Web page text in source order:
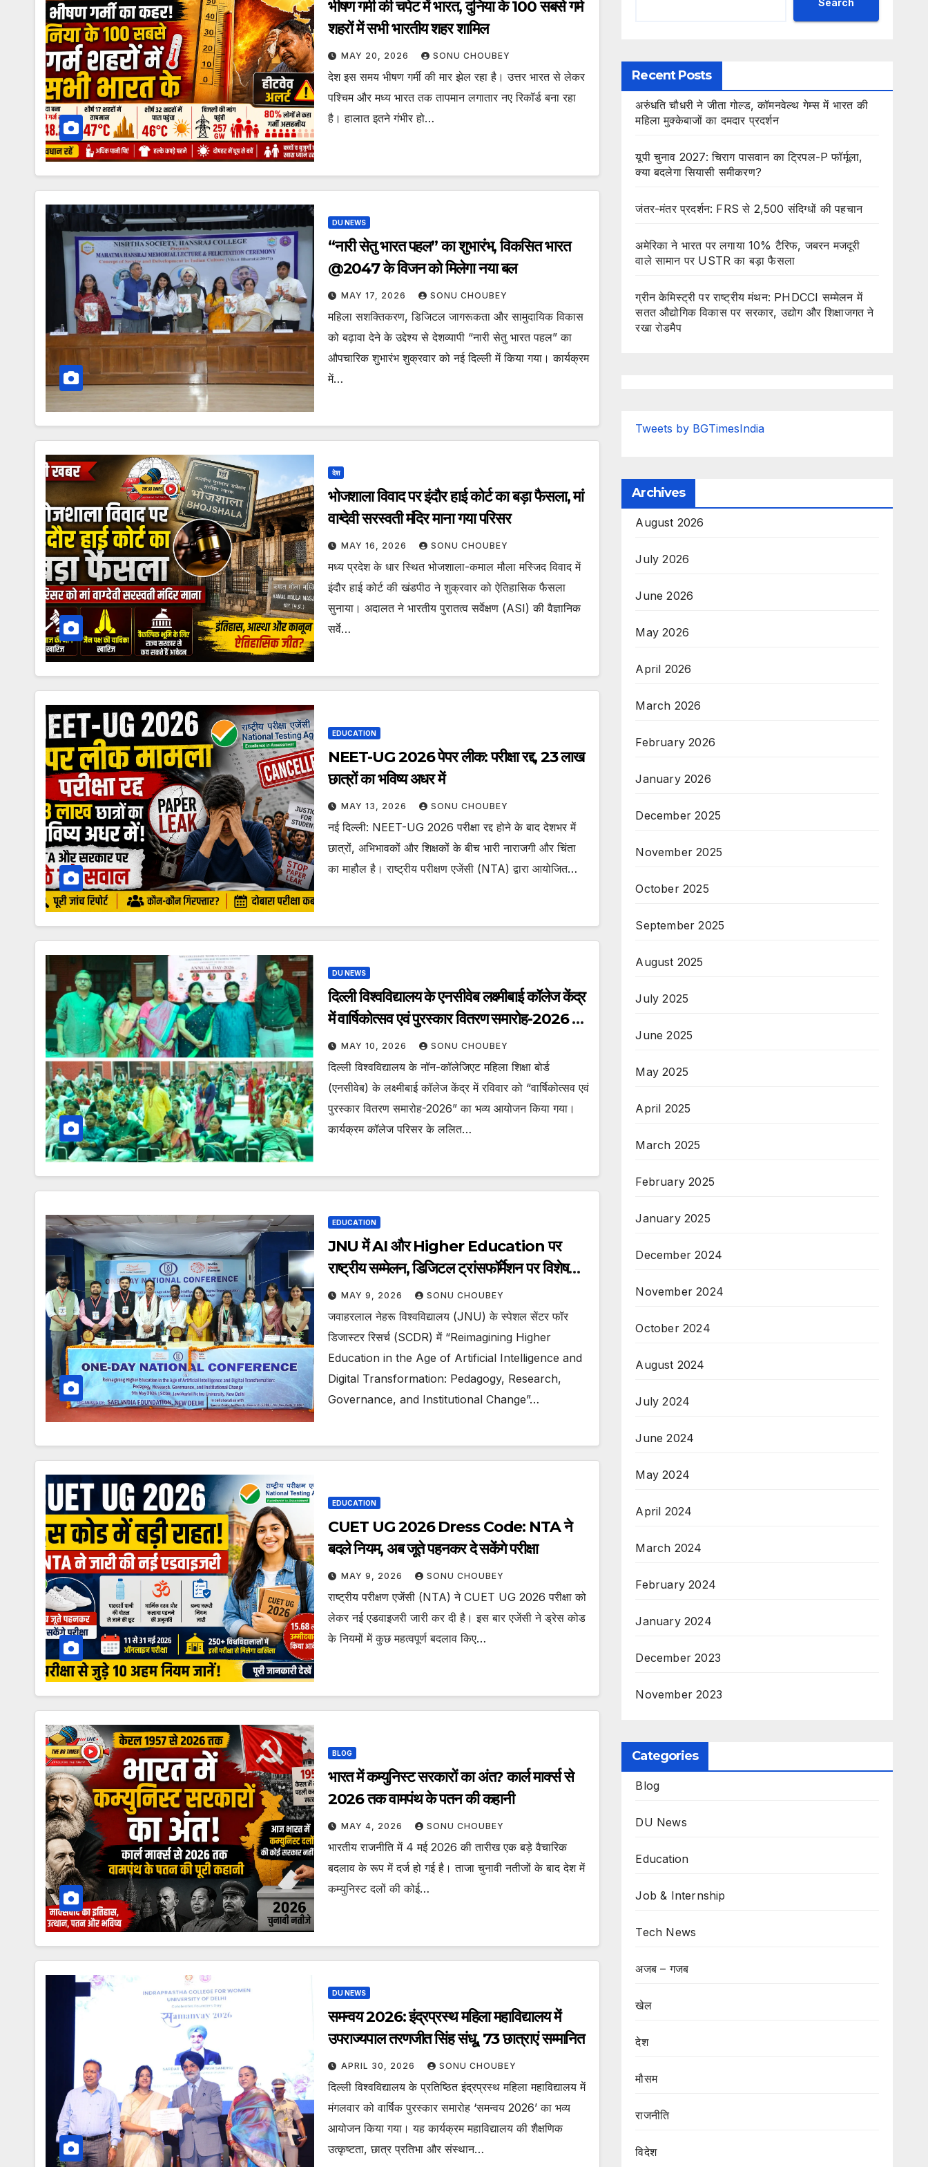
भीषण गर्मी की चपेट में भारत, दुनिया के 100 सबसे गर्म
शहरों में सभी भारतीय शहर शामिल
MAY 20, 2026 SONU CHOUBEY
देश इस समय भीषण गर्मी की मार झेल रहा है। उत्तर भारत से लेकर
पश्चिम और मध्य भारत तक तापमान लगातार नए रिकॉर्ड बना रहा
है। हालात इतने गंभीर हो…
DU NEWS
“नारी सेतु भारत पहल” का शुभारंभ, विकसित भारत
@2047 के विजन को मिलेगा नया बल
MAY 17, 2026 SONU CHOUBEY
महिला सशक्तिकरण, डिजिटल जागरूकता और सामुदायिक विकास
को बढ़ावा देने के उद्देश्य से देशव्यापी “नारी सेतु भारत पहल” का
औपचारिक शुभारंभ शुक्रवार को नई दिल्ली में किया गया। कार्यक्रम
में…
देश
भोजशाला विवाद पर इंदौर हाई कोर्ट का बड़ा फैसला, मां
वाग्देवी सरस्वती मंदिर माना गया परिसर
MAY 16, 2026 SONU CHOUBEY
मध्य प्रदेश के धार स्थित भोजशाला-कमाल मौला मस्जिद विवाद में
इंदौर हाई कोर्ट की खंडपीठ ने शुक्रवार को ऐतिहासिक फैसला
सुनाया। अदालत ने भारतीय पुरातत्व सर्वेक्षण (ASI) की वैज्ञानिक
सर्वे…
EDUCATION
NEET-UG 2026 पेपर लीक: परीक्षा रद्द, 23 लाख
छात्रों का भविष्य अधर में
MAY 13, 2026 SONU CHOUBEY
नई दिल्ली: NEET-UG 2026 परीक्षा रद्द होने के बाद देशभर में
छात्रों, अभिभावकों और शिक्षकों के बीच भारी नाराजगी और चिंता
का माहौल है। राष्ट्रीय परीक्षण एजेंसी (NTA) द्वारा आयोजित…
DU NEWS
दिल्ली विश्वविद्यालय के एनसीवेब लक्ष्मीबाई कॉलेज केंद्र
में वार्षिकोत्सव एवं पुरस्कार वितरण समारोह-2026 का
भव्य आयोजन हुआ।
MAY 10, 2026 SONU CHOUBEY
दिल्ली विश्वविद्यालय के नॉन-कॉलेजिएट महिला शिक्षा बोर्ड
(एनसीवेब) के लक्ष्मीबाई कॉलेज केंद्र में रविवार को “वार्षिकोत्सव एवं
पुरस्कार वितरण समारोह-2026” का भव्य आयोजन किया गया।
कार्यक्रम कॉलेज परिसर के ललित…
EDUCATION
JNU में AI और Higher Education पर
राष्ट्रीय सम्मेलन, डिजिटल ट्रांसफॉर्मेशन पर विशेषज्ञों
ने रखे विचार
MAY 9, 2026 SONU CHOUBEY
जवाहरलाल नेहरू विश्वविद्यालय (JNU) के स्पेशल सेंटर फॉर
डिजास्टर रिसर्च (SCDR) में “Reimagining Higher
Education in the Age of Artificial Intelligence and
Digital Transformation: Pedagogy, Research,
Governance, and Institutional Change”…
EDUCATION
CUET UG 2026 Dress Code: NTA ने
बदले नियम, अब जूते पहनकर दे सकेंगे परीक्षा
MAY 9, 2026 SONU CHOUBEY
राष्ट्रीय परीक्षण एजेंसी (NTA) ने CUET UG 2026 परीक्षा को
लेकर नई एडवाइजरी जारी कर दी है। इस बार एजेंसी ने ड्रेस कोड
के नियमों में कुछ महत्वपूर्ण बदलाव किए…
BLOG
भारत में कम्युनिस्ट सरकारों का अंत? कार्ल मार्क्स से
2026 तक वामपंथ के पतन की कहानी
MAY 4, 2026 SONU CHOUBEY
भारतीय राजनीति में 4 मई 2026 की तारीख एक बड़े वैचारिक
बदलाव के रूप में दर्ज हो गई है। ताजा चुनावी नतीजों के बाद देश में
कम्युनिस्ट दलों की कोई…
DU NEWS
समन्वय 2026: इंद्रप्रस्थ महिला महाविद्यालय में
उपराज्यपाल तरणजीत सिंह संधू, 73 छात्राएं सम्मानित
APRIL 30, 2026 SONU CHOUBEY
दिल्ली विश्वविद्यालय के प्रतिष्ठित इंद्रप्रस्थ महिला महाविद्यालय में
मंगलवार को वार्षिक पुरस्कार समारोह ‘समन्वय 2026’ का भव्य
आयोजन किया गया। यह कार्यक्रम महाविद्यालय की शैक्षणिक
उत्कृष्टता, छात्र प्रतिभा और संस्थान…
Recent Posts
अरुंधति चौधरी ने जीता गोल्ड, कॉमनवेल्थ गेम्स में भारत की
महिला मुक्केबाजों का दमदार प्रदर्शन
यूपी चुनाव 2027: चिराग पासवान का ट्रिपल-P फॉर्मूला,
क्या बदलेगा सियासी समीकरण?
जंतर-मंतर प्रदर्शन: FRS से 2,500 संदिग्धों की पहचान
अमेरिका ने भारत पर लगाया 10% टैरिफ, जबरन मजदूरी
वाले सामान पर USTR का बड़ा फैसला
ग्रीन केमिस्ट्री पर राष्ट्रीय मंथन: PHDCCI सम्मेलन में
सतत औद्योगिक विकास पर सरकार, उद्योग और शिक्षाजगत ने
रखा रोडमैप
Tweets by BGTimesIndia
Archives
August 2026
July 2026
June 2026
May 2026
April 2026
March 2026
February 2026
January 2026
December 2025
November 2025
October 2025
September 2025
August 2025
July 2025
June 2025
May 2025
April 2025
March 2025
February 2025
January 2025
December 2024
November 2024
October 2024
August 2024
July 2024
June 2024
May 2024
April 2024
March 2024
February 2024
January 2024
December 2023
November 2023
Categories
Blog
DU News
Education
Job & Internship
Tech News
अजब – गजब
खेल
देश
मौसम
राजनीति
विदेश